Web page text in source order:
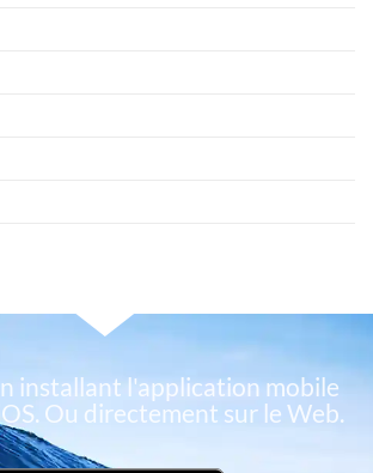
installant l'application mobile
Ou directement sur le Web.